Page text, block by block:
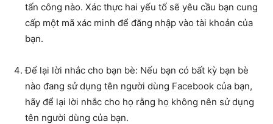
tấn công nào. Xác thực hai yếu tố sẽ yêu cầu bạn cung
cấp một mã xác minh để đăng nhập vào tài khoản của
bạn.
Để lại lời nhắc cho bạn bè: Nếu bạn có bất kỳ bạn bè
nào đang sử dụng tên người dùng Facebook của bạn,
hãy để lại lời nhắc cho họ rằng họ không nên sử dụng
tên người dùng của bạn.